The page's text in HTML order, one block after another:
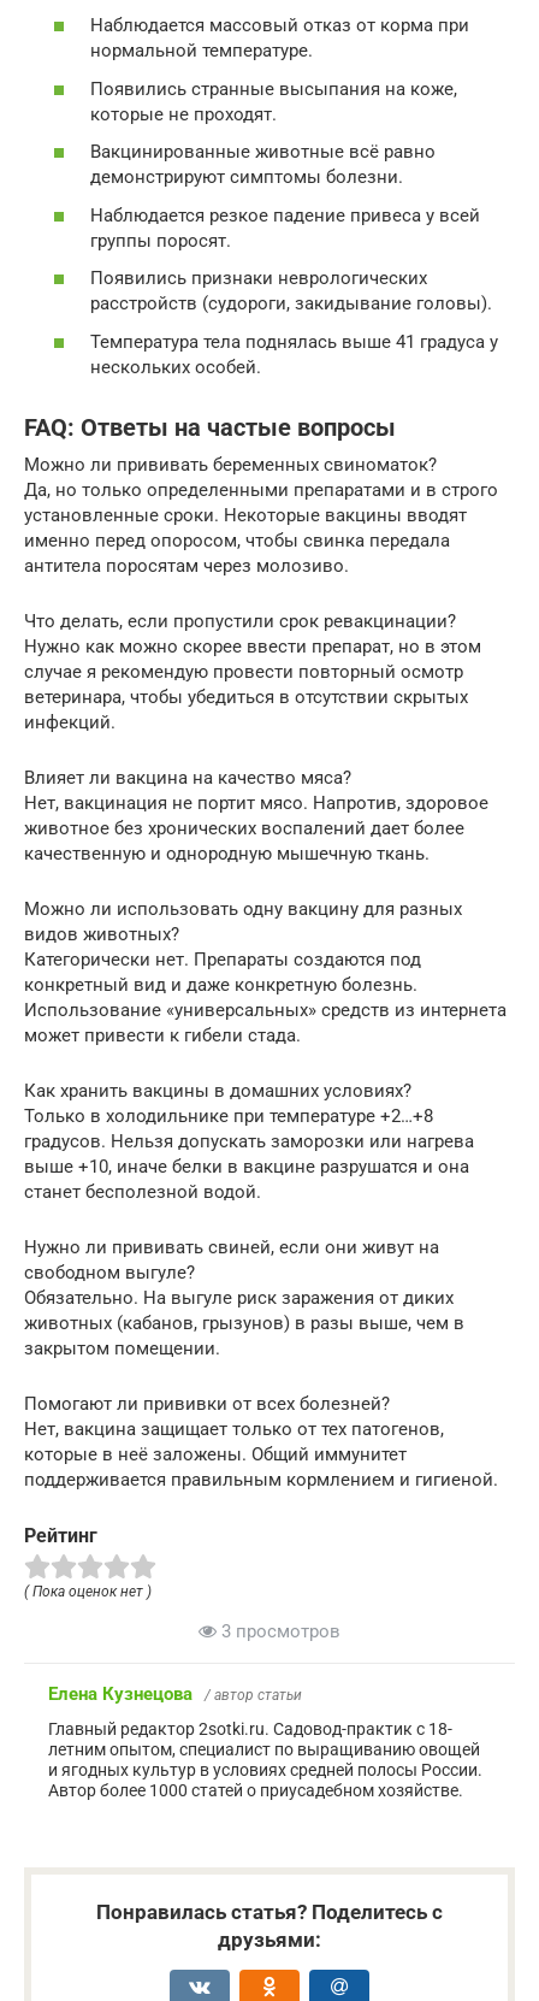
Наблюдается массовый отказ от корма при
нормальной температуре.
Появились странные высыпания на коже,
которые не проходят.
Вакцинированные животные всё равно
демонстрируют симптомы болезни.
Наблюдается резкое падение привеса у всей
группы поросят.
Появились признаки неврологических
расстройств (судороги, закидывание головы).
Температура тела поднялась выше 41 градуса у
нескольких особей.
FAQ: Ответы на частые вопросы
Можно ли прививать беременных свиноматок?
Да, но только определенными препаратами и в строго
установленные сроки. Некоторые вакцины вводят
именно перед опоросом, чтобы свинка передала
антитела поросятам через молозиво.
Что делать, если пропустили срок ревакцинации?
Нужно как можно скорее ввести препарат, но в этом
случае я рекомендую провести повторный осмотр
ветеринара, чтобы убедиться в отсутствии скрытых
инфекций.
Влияет ли вакцина на качество мяса?
Нет, вакцинация не портит мясо. Напротив, здоровое
животное без хронических воспалений дает более
качественную и однородную мышечную ткань.
Можно ли использовать одну вакцину для разных
видов животных?
Категорически нет. Препараты создаются под
конкретный вид и даже конкретную болезнь.
Использование «универсальных» средств из интернета
может привести к гибели стада.
Как хранить вакцины в домашних условиях?
Только в холодильнике при температуре +2…+8
градусов. Нельзя допускать заморозки или нагрева
выше +10, иначе белки в вакцине разрушатся и она
станет бесполезной водой.
Нужно ли прививать свиней, если они живут на
свободном выгуле?
Обязательно. На выгуле риск заражения от диких
животных (кабанов, грызунов) в разы выше, чем в
закрытом помещении.
Помогают ли прививки от всех болезней?
Нет, вакцина защищает только от тех патогенов,
которые в неё заложены. Общий иммунитет
поддерживается правильным кормлением и гигиеной.
Рейтинг
( Пока оценок нет )
3 просмотров
Елена Кузнецова / автор статьи
Главный редактор 2sotki.ru. Садовод-практик с 18-
летним опытом, специалист по выращиванию овощей
и ягодных культур в условиях средней полосы России.
Автор более 1000 статей о приусадебном хозяйстве.
Понравилась статья? Поделитесь с
друзьями: